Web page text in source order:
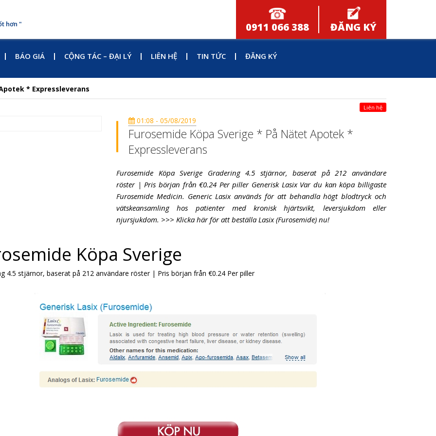
hơn "
0911 066 388 ĐĂNG KÝ
BÁO GIÁ CỘNG TÁC – ĐẠI LÝ LIÊN HỆ TIN TỨC ĐĂNG KÝ
* Expressleverans
Liên hệ
01:08 - 05/08/2019
Furosemide Köpa Sverige * På Nätet Apotek *
Expressleverans
Furosemide Köpa Sverige Gradering 4.5 stjärnor, baserat på 212 användare
röster | Pris början från €0.24 Per piller Generisk Lasix Var du kan köpa billigaste
Furosemide Medicin. Generic Lasix används för att behandla högt blodtryck och
vätskeansamling hos patienter med kronisk hjärtsvikt, leversjukdom eller
njursjukdom. >>> Klicka här för att beställa Lasix (Furosemide) nu!
Köpa Sverige
4.5 stjärnor, baserat på 212användare röster| Pris början från €0.24Per piller